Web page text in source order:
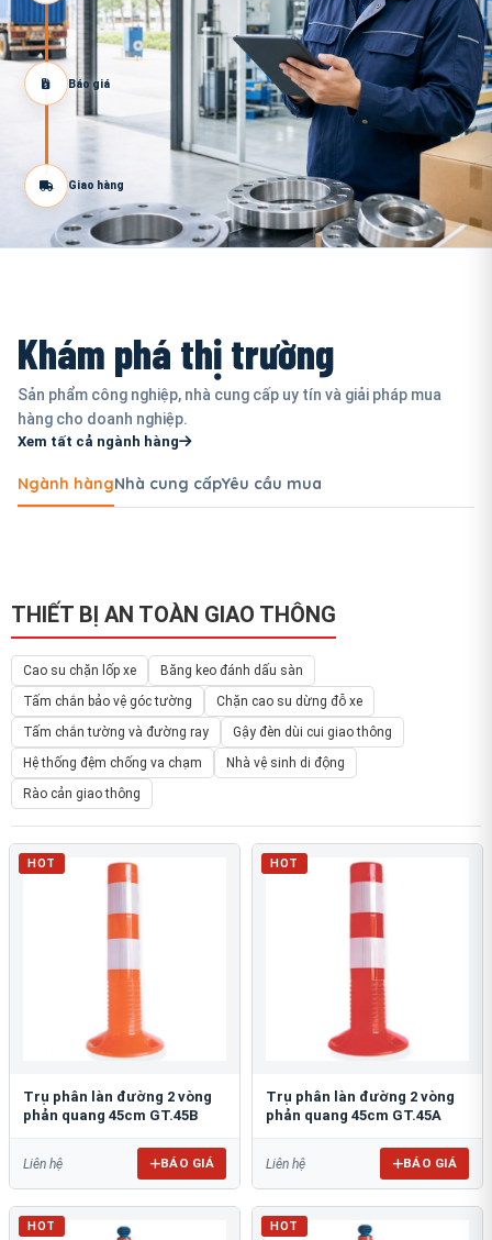
Báo giá
Giao hàng
Khám phá thị trường
Sản phẩm công nghiệp, nhà cung cấp uy tín và giải pháp mua
hàng cho doanh nghiệp.
Xem tất cả ngành hàng
Ngành hàngNhà cung cấpYêu cầu mua
THIẾT BỊ AN TOÀN GIAO THÔNG
Cao su chặn lốp xe
Băng keo đánh dấu sàn
Tấm chắn bảo vệ góc tường
Chặn cao su dừng đỗ xe
Tấm chắn tường và đường ray
Gậy đèn dùi cui giao thông
Hệ thống đệm chống va chạm
Nhà vệ sinh di động
Rào cản giao thông
HOT
Trụ phân làn đường 2 vòng
phản quang 45cm GT.45B
Liên hệ BÁO GIÁ
HOT
Trụ phân làn đường 2 vòng
phản quang 45cm GT.45A
Liên hệ BÁO GIÁ
HOT HOT